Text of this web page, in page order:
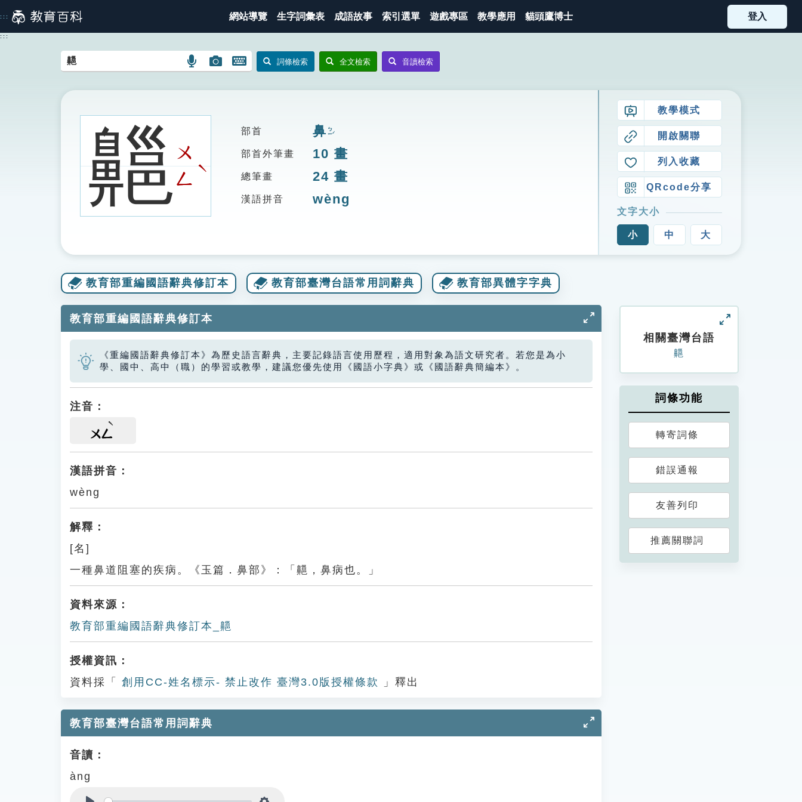
到
主
::: 網站導覽 生字詞彙表 成語故事 索引選單 遊戲專區 教學應用 貓頭鷹博士 登入
:::
語
搜
圖
圖
搜
開
鍵
示
詞條檢索 全文檢索 音讀檢索
齆ㄨ
ㄥ
ˋ
部首 鼻ㄅㄧˊ
部首外筆畫 10 畫
總筆畫 24 畫
漢語拼音 wèng
教學模式
開啟關聯
列入收藏
QRcode分享
文字大小
小 中 大
教育部重編國語辭典修訂本 教育部臺灣台語常用詞辭典 教育部異體字字典
教育部重編國語辭典修訂本
《重編國語辭典修訂本》為歷史語言辭典，主要記錄語言使用歷程，適用對象為語文研究者。若您是為小
學、國中、高中（職）的學習或教學，建議您優先使用《國語小字典》或《國語辭典簡編本》。
注音：
ㄨㄥ
漢語拼音：
wèng
解釋：
[名]
一種鼻道阻塞的疾病。《玉篇．鼻部》：「齆，鼻病也。」
資料來源：
教育部重編國語辭典修訂本_齆
授權資訊：
資料採「
創用CC-姓名標示- 禁止改作 臺灣3.0版授權條款 」釋出
教育部臺灣台語常用詞辭典
音讀：
àng
相關臺灣台語
齆
詞條功能
轉寄詞條
錯誤通報
友善列印
推薦關聯詞